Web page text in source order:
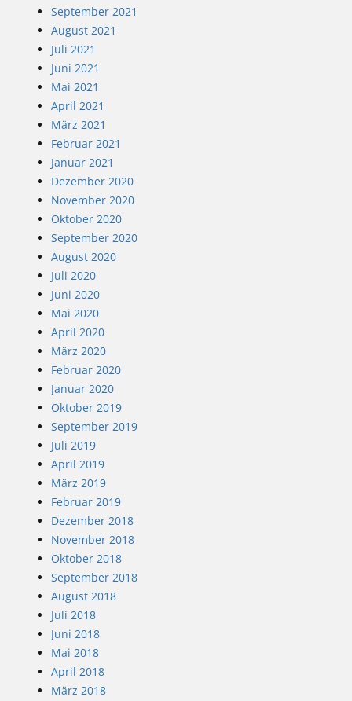
September 2021
August 2021
Juli 2021
Juni 2021
Mai 2021
April 2021
März 2021
Februar 2021
Januar 2021
Dezember 2020
November 2020
Oktober 2020
September 2020
August 2020
Juli 2020
Juni 2020
Mai 2020
April 2020
März 2020
Februar 2020
Januar 2020
Oktober 2019
September 2019
Juli 2019
April 2019
März 2019
Februar 2019
Dezember 2018
November 2018
Oktober 2018
September 2018
August 2018
Juli 2018
Juni 2018
Mai 2018
April 2018
März 2018